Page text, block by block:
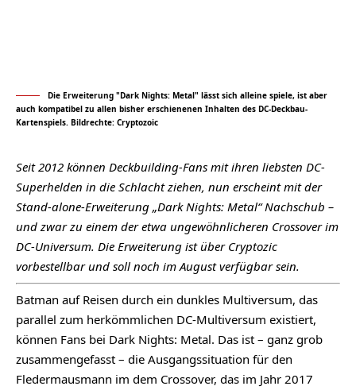
Die Erweiterung "Dark Nights: Metal" lässt sich alleine spiele, ist aber
auch kompatibel zu allen bisher erschienenen Inhalten des DC-Deckbau-
Kartenspiels. Bildrechte: Cryptozoic
Seit 2012 können Deckbuilding-Fans mit ihren liebsten DC-
Superhelden in die Schlacht ziehen, nun erscheint mit der
Stand-alone-Erweiterung „Dark Nights: Metal“ Nachschub –
und zwar zu einem der etwa ungewöhnlicheren Crossover im
DC-Universum. Die Erweiterung ist über Cryptozic
vorbestellbar und soll noch im August verfügbar sein.
Batman auf Reisen durch ein dunkles Multiversum, das
parallel zum herkömmlichen DC-Multiversum existiert,
können Fans bei Dark Nights: Metal. Das ist – ganz grob
zusammengefasst – die Ausgangssituation für den
Fledermausmann im dem Crossover, das im Jahr 2017